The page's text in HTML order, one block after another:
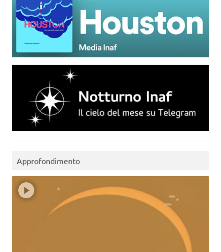
Approfondimento